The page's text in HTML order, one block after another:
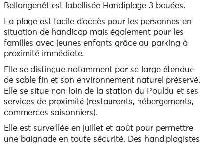
Bellangenêt est labellisée Handiplage 3 bouées.
La plage est facile d’accès pour les personnes en
situation de handicap mais également pour les
familles avec jeunes enfants grâce au parking à
proximité immédiate.
Elle se distingue notamment par sa large étendue
de sable fin et son environnement naturel préservé.
Elle se situe non loin de la station du Pouldu et ses
services de proximité (restaurants, hébergements,
commerces saisonniers).
Elle est surveillée en juillet et août pour permettre
une baignade en toute sécurité. Des handiplagistes